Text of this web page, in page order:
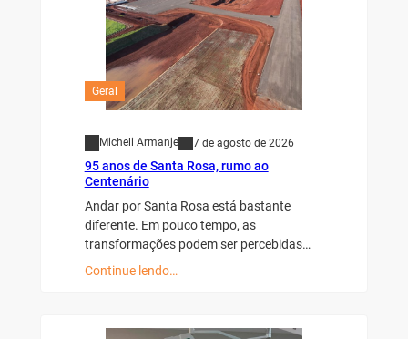
Geral
Micheli Armanje 7 de agosto de 2026
95 anos de Santa Rosa, rumo ao
Centenário
Andar por Santa Rosa está bastante
diferente. Em pouco tempo, as
transformações podem ser percebidas…
Continue lendo…